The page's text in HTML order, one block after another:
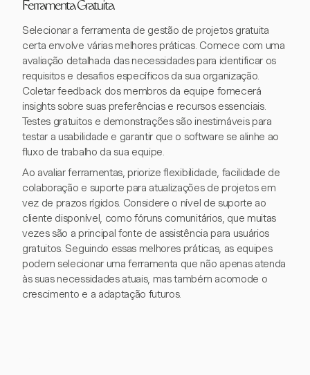
Ferramenta Gratuita
Selecionar a ferramenta de gestão de projetos gratuita
certa envolve várias melhores práticas. Comece com uma
avaliação detalhada das necessidades para identificar os
requisitos e desafios específicos da sua organização.
Coletar feedback dos membros da equipe fornecerá
insights sobre suas preferências e recursos essenciais.
Testes gratuitos e demonstrações são inestimáveis para
testar a usabilidade e garantir que o software se alinhe ao
fluxo de trabalho da sua equipe.
Ao avaliar ferramentas, priorize flexibilidade, facilidade de
colaboração e suporte para atualizações de projetos em
vez de prazos rígidos. Considere o nível de suporte ao
cliente disponível, como fóruns comunitários, que muitas
vezes são a principal fonte de assistência para usuários
gratuitos. Seguindo essas melhores práticas, as equipes
podem selecionar uma ferramenta que não apenas atenda
às suas necessidades atuais, mas também acomode o
crescimento e a adaptação futuros.